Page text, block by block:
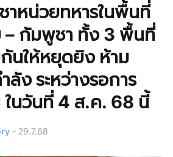
หน่วยทหารในพื้นที่
– กัมพูชา ทั้ง 3 พื้นที่
นให้หยุดยิง ห้าม
ลัง ระหว่างรอการ
ในวันที่ 4 ส.ค. 68 นี้
- 29.7.68